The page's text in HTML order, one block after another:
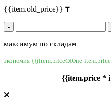
{{item.old_price}} ₸
-
максимум по складам
экономия {{(item.priceOfOne-
{{item.price *